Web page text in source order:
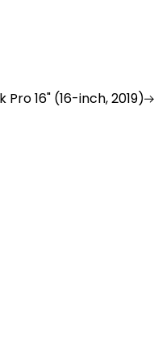
Pro 16" (16-inch, 2019)